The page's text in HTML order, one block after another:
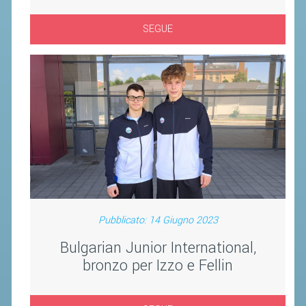
SEGUE
Pubblicato: 14 Giugno 2023
Bulgarian Junior International,
bronzo per Izzo e Fellin
MODULI
MANIFESTAZIONI SPORTIVE
UFFICIALI DI GARA
RICHIESTA TORNEI
EVENTI SOSTENIBILI
PARA BADMINTON
L'ATTIVITÀ
TESSERAMENTO
REGOLAMENTI
GARE